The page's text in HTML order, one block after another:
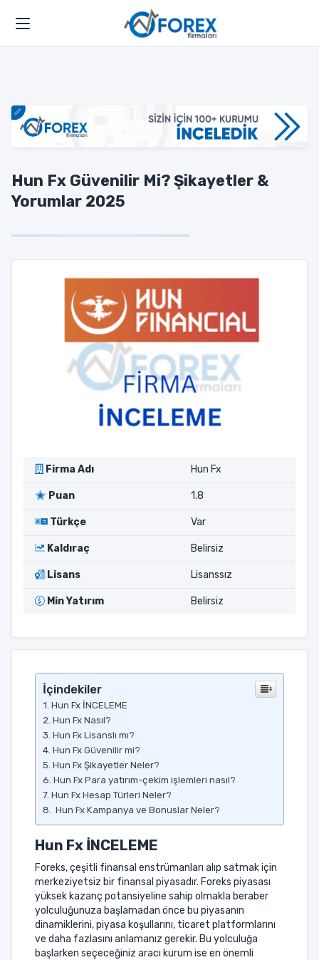
Hun Fx Güvenilir Mi? Şikayetler &
Yorumlar 2025
Firma Adı Hun Fx
Puan 1.8
Türkçe Var
Kaldıraç Belirsiz
Lisans Lisanssız
Min Yatırım Belirsiz
İçindekiler
Hun Fx İNCELEME
Hun Fx Nasıl?
Hun Fx Lisanslı mı?
Hun Fx Güvenilir mi?
Hun Fx Şikayetler Neler?
Hun Fx Para yatırım-çekim işlemleri nasıl?
Hun Fx Hesap Türleri Neler?
Hun Fx Kampanya ve Bonuslar Neler?
Hun Fx İNCELEME
Foreks, çeşitli finansal enstrümanları alıp satmak için
merkeziyetsiz bir finansal piyasadır. Foreks piyasası
yüksek kazanç potansiyeline sahip olmakla beraber
yolculuğunuza başlamadan önce bu piyasanın
dinamiklerini, piyasa koşullarını, ticaret platformlarını
ve daha fazlasını anlamanız gerekir. Bu yolculuğa
başlarken seçeceğiniz aracı kurum ise en önemli